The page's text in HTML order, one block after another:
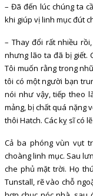
– Đã đến lúc chúng ta
khi giúp vị linh mục đút
– Thay đổi rất nhiều
nhưng lão ta đã bị giết.
Tôi muốn rằng trong
tôi có một người bạn
nói như vậy, tiếp theo
mảng, bị chất quá nặng
thôi Hatch. Các kỵ sĩ có
Cả ba phóng vùn vụt
choàng linh mục. Sau
che phủ mặt trời. Họ
Tunstall, rẽ vào chỗ